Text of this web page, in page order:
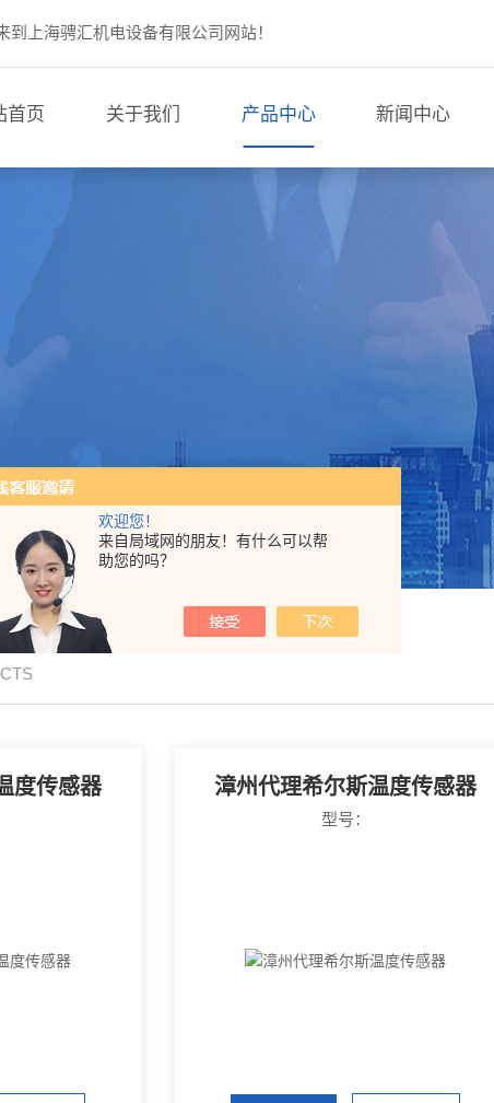
欢迎您！
来自局域网的朋友！有什么可以帮
助您的吗？
到上海骋汇机电设备有限公司网站！
首页 关于我们 产品中心 新闻中心
度传感器 漳州代理希尔斯温度传感器
型号：